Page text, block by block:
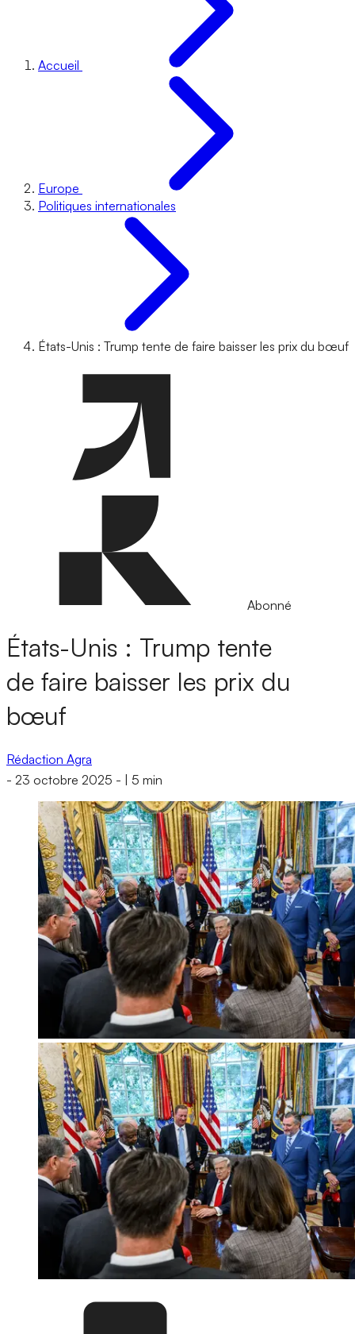
Accueil
Europe
Politiques internationales
États-Unis : Trump tente de faire baisser les prix du bœuf
Abonné
États-Unis : Trump tente
de faire baisser les prix du
bœuf
Rédaction Agra
- 23 octobre 2025 - 5 min